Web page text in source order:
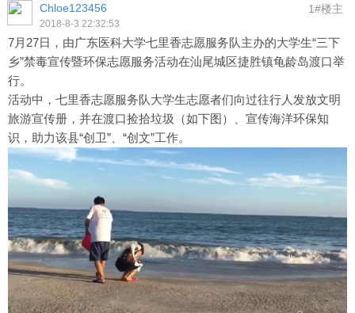
Chloe123456
2018-8-3 22:32:53
1#楼主
7月27日，由广东医科大学七里香志愿服务队主办的大学生“三下
乡”禁毒宣传暨环保志愿服务活动在汕尾城区捷胜镇龟龄岛渡口举
行。
活动中，七里香志愿服务队大学生志愿者们向过往行人发放文明
旅游宣传册，并在渡口捡拾垃圾（如下图）、宣传海洋环保知
识，助力该县“创卫”、“创文”工作。